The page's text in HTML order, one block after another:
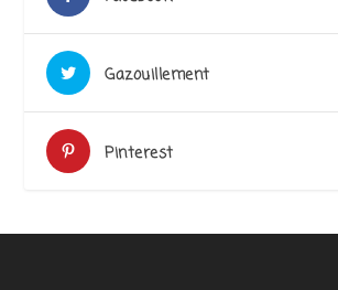
Gazouillement
Pinterest